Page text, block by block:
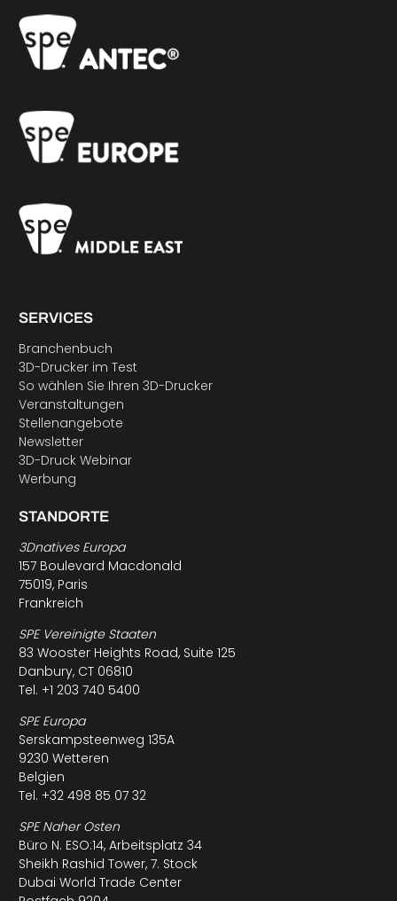
SERVICES
Branchenbuch
3D-Drucker im Test
So wählen Sie Ihren 3D-Drucker
Veranstaltungen
Stellenangebote
Newsletter
3D-Druck Webinar
Werbung
STANDORTE
3Dnatives Europa
157 Boulevard Macdonald
75019, Paris
Frankreich
SPE Vereinigte Staaten
83 Wooster Heights Road, Suite 125
Danbury, CT 06810
Tel. +1 203 740 5400
SPE Europa
Serskampsteenweg 135A
9230 Wetteren
Belgien
Tel. +32 498 85 07 32
SPE Naher Osten
Büro N. ESO:14, Arbeitsplatz 34
Sheikh Rashid Tower, 7. Stock
Dubai World Trade Center